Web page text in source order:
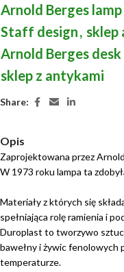
Arnold Berges lamp
Staff design, sklep
Arnold Berges desk
sklep z antykami
Share:
Opis
Zaprojektowana przez
W 1973 roku lampa ta
Materiały z których się
spełniająca rolę ramienia i
Duroplast to tworzywo
bawełny i żywic fenolowych
temperaturze.